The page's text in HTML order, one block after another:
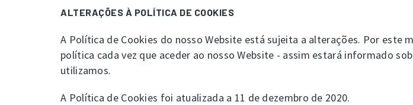
ALTERAÇÕES À POLÍTICA DE COOKIES
A Política de Cookies do nosso Website está sujeita a alterações. Por
política cada vez que aceder ao nosso Website - assim estará informado
utilizamos.
A Política de Cookies foi atualizada a 11 de dezembro de 2020.